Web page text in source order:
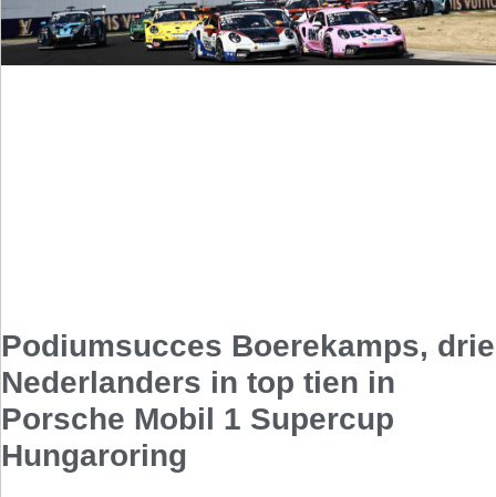
Podiumsucces Boerekamps, drie
Nederlanders in top tien in
Porsche Mobil 1 Supercup
Hungaroring